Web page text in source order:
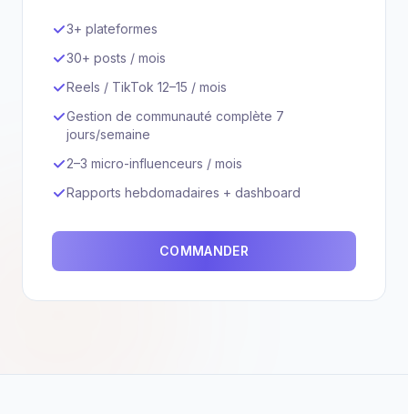
3+ plateformes
30+ posts / mois
Reels / TikTok 12–15 / mois
Gestion de communauté complète 7
jours/semaine
2–3 micro-influenceurs / mois
Rapports hebdomadaires + dashboard
COMMANDER